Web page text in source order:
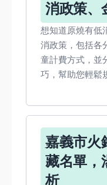
消政策、
想知道原燒有低
消政策，包括各
童計費方式，並
巧，幫助您輕鬆
嘉義市火
藏名單，
析